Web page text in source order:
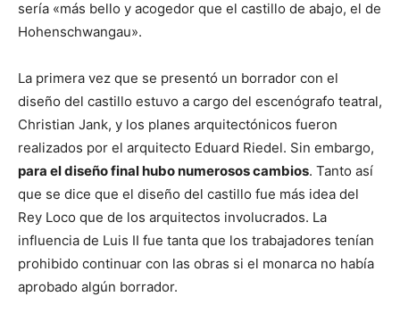
sería «más bello y acogedor que el castillo de abajo, el de
Hohenschwangau».
La primera vez que se presentó un borrador con el
diseño del castillo estuvo a cargo del escenógrafo teatral,
Christian Jank, y los planes arquitectónicos fueron
realizados por el arquitecto Eduard Riedel. Sin embargo,
para el diseño final hubo numerosos cambios. Tanto así
que se dice que el diseño del castillo fue más idea del
Rey Loco que de los arquitectos involucrados. La
influencia de Luis II fue tanta que los trabajadores tenían
prohibido continuar con las obras si el monarca no había
aprobado algún borrador.